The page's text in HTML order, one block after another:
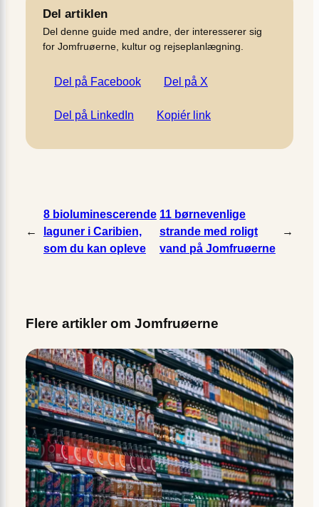
Del artiklen
Del denne guide med andre, der interesserer sig
for Jomfruøerne, kultur og rejseplanlægning.
Del på Facebook Del på X
Del på LinkedIn Kopiér link
←
8 bioluminescerende
laguner i Caribien,
som du kan opleve
11 børnevenlige
strande med roligt
vand på Jomfruøerne
→
Flere artikler om Jomfruøerne